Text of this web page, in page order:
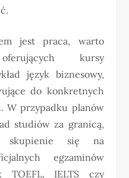
jest praca, warto
kursy
język biznesowy,
do konkretnych
W przypadku planów
studiów za granicą,
skupienie się na
egzaminów
TOEFL, IELTS czy